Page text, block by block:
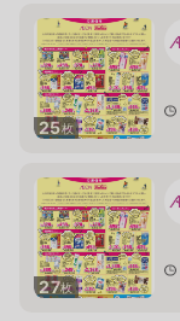
25枚
27枚